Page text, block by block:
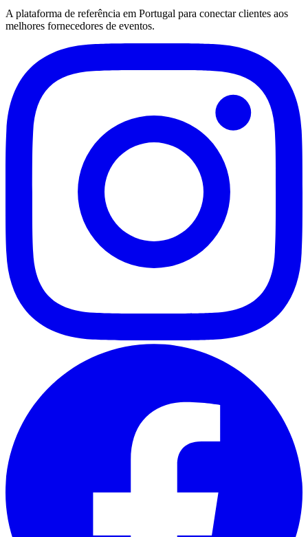
A plataforma de referência em Portugal para conectar clientes aos
melhores fornecedores de eventos.